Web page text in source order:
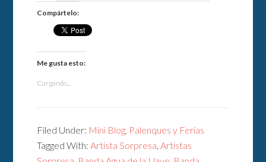
Compártelo:
Me gusta esto:
Cargando...
Filed Under: Mini Blog, Palenques y Ferias
Tagged With:Artista Sorpresa,Artistas